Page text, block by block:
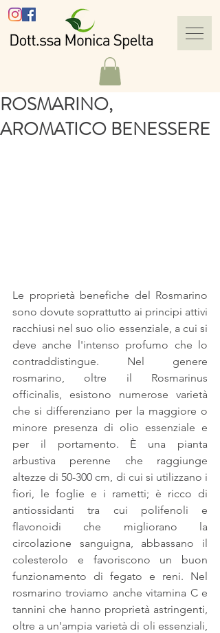
ROSMARINO,
AROMATICO BENESSERE
Le proprietà benefiche del Rosmarino
sono dovute soprattutto ai principi attivi
racchiusi nel suo olio essenziale, a cui si
deve anche l'intenso profumo che lo
contraddistingue. Nel genere
rosmarino, oltre il Rosmarinus
officinalis, esistono numerose varietà
che si differenziano per la maggiore o
minore presenza di olio essenziale e
per il portamento. È una pianta
arbustiva perenne che raggiunge
altezze di 50-300 cm, di cui si utilizzano i
fiori, le foglie e i rametti; è ricco di
antiossidanti tra cui polifenoli e
flavonoidi che migliorano la
circolazione sanguigna, abbassano il
colesterolo e favoriscono un buon
funzionamento di fegato e reni. Nel
rosmarino troviamo anche vitamina C e
tannini che hanno proprietà astringenti,
oltre a un'ampia varietà di oli essenziali,